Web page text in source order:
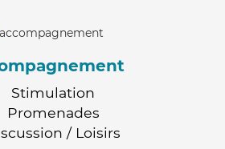
Stimulation
Promenades
/ Loisirs